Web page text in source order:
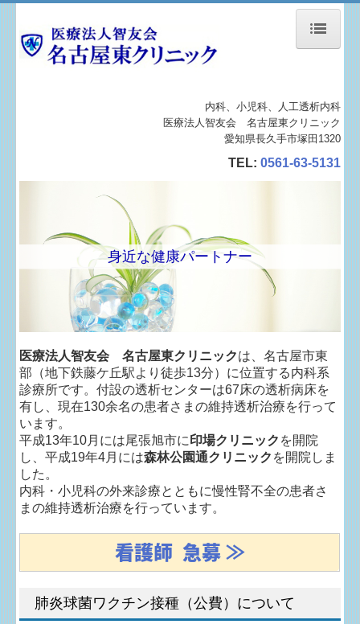
外来診療案内
透析センターのご案内
施設・設備紹介
はじめての患者さま
臨時透析のご案内
スタッフ紹介
求人情報
交通案内
個人情報保護方針
内科、小児科、人工透析内科
医療法人智友会 名古屋東クリニック
愛知県長久手市塚田1320
TEL: 0561-63-5131
身近な健康パートナー
医療法人智友会 名古屋東クリニックは、名古屋市東
部（地下鉄藤ケ丘駅より徒歩13分）に位置する内科系
診療所です。付設の透析センターは67床の透析病床を
有し、現在130余名の患者さまの維持透析治療を行って
います。
平成13年10月には尾張旭市に印場クリニック を開院
し、平成19年4月には森林公園通クリニック を開院しま
した。
内科・小児科の外来診療とともに慢性腎不全の患者さ
まの維持透析治療を行っています。
看護師 急募 ≫
肺炎球菌ワクチン接種（公費）について